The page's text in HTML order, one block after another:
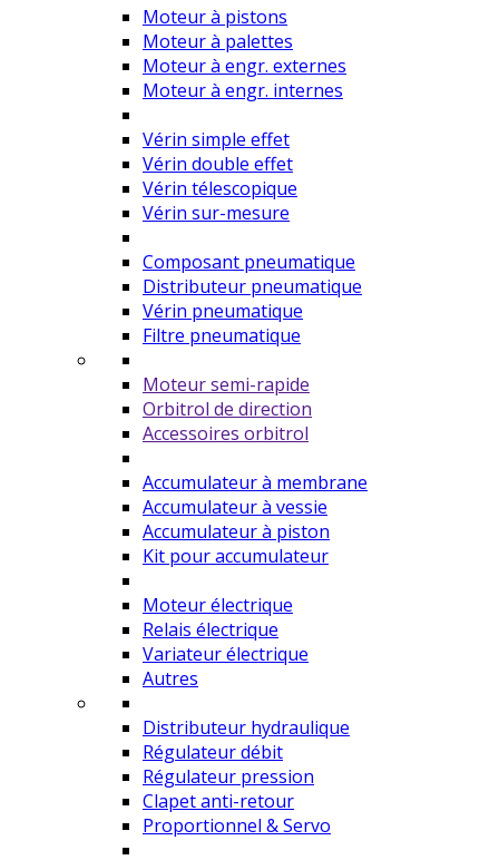
Moteur à pistons
Moteur à palettes
Moteur à engr. externes
Moteur à engr. internes
Vérin simple effet
Vérin double effet
Vérin télescopique
Vérin sur-mesure
Composant pneumatique
Distributeur pneumatique
Vérin pneumatique
Filtre pneumatique
Moteur semi-rapide
Orbitrol de direction
Accessoires orbitrol
Accumulateur à membrane
Accumulateur à vessie
Accumulateur à piston
Kit pour accumulateur
Moteur électrique
Relais électrique
Variateur électrique
Autres
Distributeur hydraulique
Régulateur débit
Régulateur pression
Clapet anti-retour
Proportionnel & Servo